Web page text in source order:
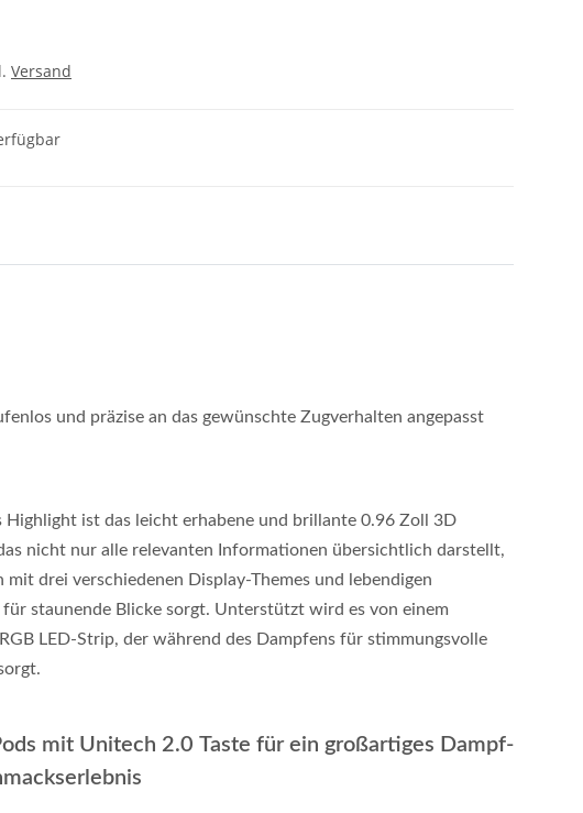
Versand
und präzise an das gewünschte Zugverhalten angepasst
Highlight ist das leicht erhabene und brillante 0.96 Zoll 3D
nicht nur alle relevanten Informationen übersichtlich darstellt,
mit drei verschiedenen Display-Themes und lebendigen
staunende Blicke sorgt. Unterstützt wird es von einem
LED-Strip, der während des Dampfens für stimmungsvolle
mit Unitech 2.0 Taste für ein großartiges Dampf-